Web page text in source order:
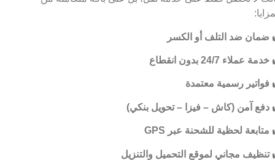
ضمان ضد التلف أو الكسر
خدمة عملاء 24/7 بدون انقطاع
فواتير رسمية معتمدة
دفع آمن (كاش – فيزا – تحويل بنكي)
متابعة لحظية للشحنة عبر GPS
تنظيف مجاني لموقع التحميل والتنزيل